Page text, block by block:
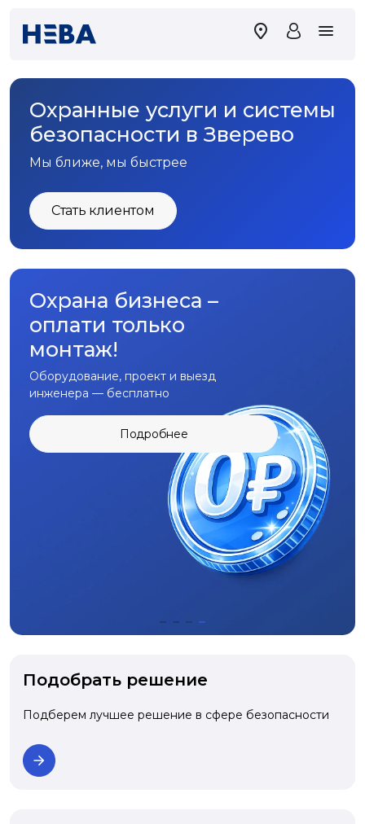
Охранные услуги и системы
безопасности в Зверево
Мы ближе, мы быстрее
Стать клиентом
Охрана бизнеса –
оплати только
монтаж!
Оборудование, проект и выезд
инженера — бесплатно
Подробнее
Подобрать решение
Подберем лучшее решение в сфере безопасности